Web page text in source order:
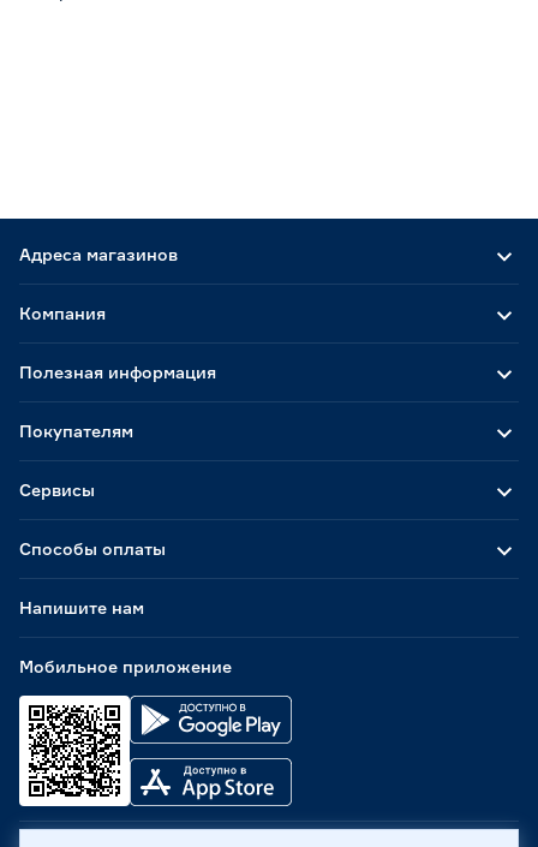
Адреса магазинов
Способы оплаты
Мобильное приложение
Компания
Полезная информация
Покупателям
Сервисы
Напишите нам